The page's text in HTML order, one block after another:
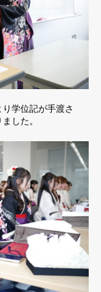
学位記が手渡さ
した。